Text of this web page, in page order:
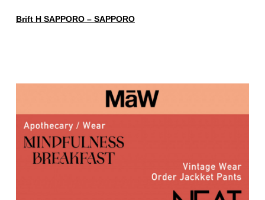
Brift H SAPPORO – SAPPORO